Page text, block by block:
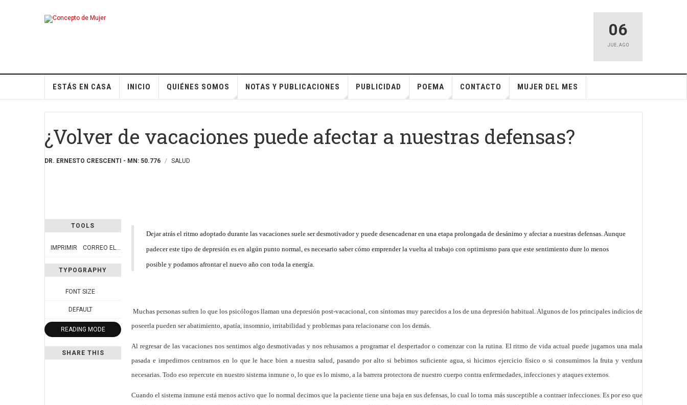
06
JUE , AGO
ESTÁS EN CASA INICIO QUIÉNES SOMOS NOTAS Y PUBLICACIONES PUBLICIDAD POEMA CONTACTO MUJER DEL MES
¿Volver de vacaciones puede afectar a nuestras defensas?
DR. ERNESTO CRESCENTI - MN: 50.776 SALUD
TOOLS
IMPRIMIR CORREO ELECTRÓNICO
TYPOGRAPHY
FONT SIZE
DEFAULT
READING MODE
SHARE THIS
Dejar atrás el ritmo adoptado durante las vacaciones suele ser desmotivador y puede desencadenar en una etapa prolongada de desánimo y afectar a nuestras defensas. Aunque
padecer este tipo de depresión es en algún punto normal, es necesario saber cómo emprender la vuelta al trabajo con optimismo para que este sentimiento dure lo menos
posible y podamos afrontar el nuevo año con toda la energía.
Muchas personas sufren lo que los psicólogos llaman una depresión post-vacacional, con síntomas muy parecidos a los de una depresión habitual. Algunos de los principales indicios de
poseerla pueden ser abatimiento, apatía, insomnio, irritabilidad y problemas para relacionarse con los demás.
Al regresar de las vacaciones nos sentimos algo desmotivadas y nos rehusamos a programar el despertador o comenzar con la rutina. El ritmo de vida actual puede jugarnos una mala
pasada e impedirnos centrarnos en lo que le hace bien a nuestra salud, pasando por alto si bebimos suficiente agua, si hicimos ejercicio físico o si consumimos la fruta y verdura
necesarias. Todo eso repercute en nuestro sistema inmune o, lo que es lo mismo, a la barrera protectora de nuestro cuerpo contra enfermedades, infecciones y ataques externos.
Cuando el sistema inmune está menos activo que lo normal decimos que la paciente tiene una baja en sus defensas, lo cual lo torna más susceptible a contraer infecciones. Es por eso que